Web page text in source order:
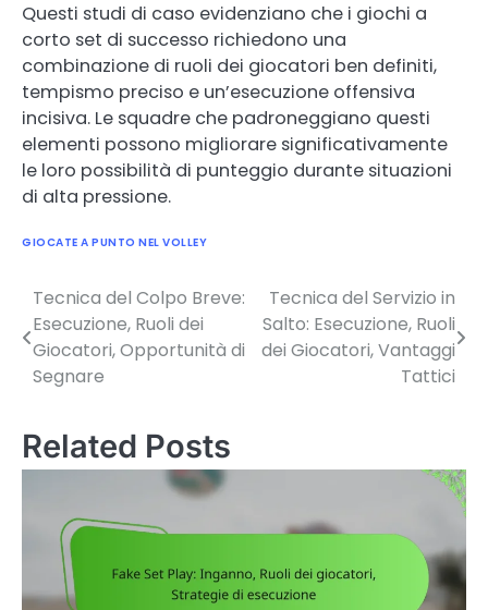
Questi studi di caso evidenziano che i giochi a
corto set di successo richiedono una
combinazione di ruoli dei giocatori ben definiti,
tempismo preciso e un’esecuzione offensiva
incisiva. Le squadre che padroneggiano questi
elementi possono migliorare significativamente
le loro possibilità di punteggio durante situazioni
di alta pressione.
GIOCATE A PUNTO NEL VOLLEY
Post
navigation
Tecnica del Colpo Breve:
Esecuzione, Ruoli dei
Giocatori, Opportunità di
Segnare
Tecnica del Servizio in
Salto: Esecuzione, Ruoli
dei Giocatori, Vantaggi
Tattici
Related Posts